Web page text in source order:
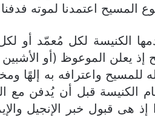
اعتمدنا لموته فدفنا
الكنيسة لكل مُعمّد أو
إذ يعلن الموعوظ (أو
للمسيح واعترافه به إلهًا
الكنيسة قبل أن يُدفن
إذ هى قبول خبر الإنجيل